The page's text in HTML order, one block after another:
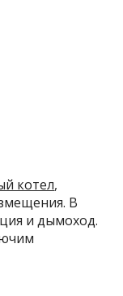
котел,
В
и дымоход.